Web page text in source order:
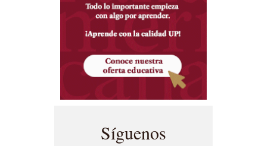
Síguenos